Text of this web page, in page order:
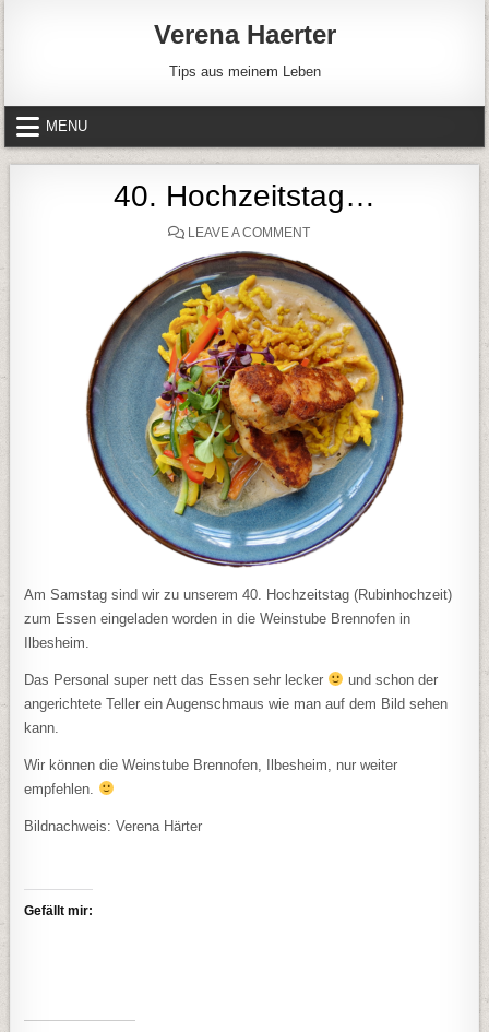
Verena Haerter
Tips aus meinem Leben
MENU
40. Hochzeitstag…
LEAVE A COMMENTON 40. HOCHZEITSTAG…
Am Samstag sind wir zu unserem 40. Hochzeitstag (Rubinhochzeit)
zum Essen eingeladen worden in die Weinstube Brennofen in
Ilbesheim.
Das Personal super nett das Essen sehr lecker
und schon der
angerichtete Teller ein Augenschmaus wie man auf dem Bild sehen
kann.
Wir können die Weinstube Brennofen, Ilbesheim, nur weiter
empfehlen.
Bildnachweis: Verena Härter
Gefällt mir: